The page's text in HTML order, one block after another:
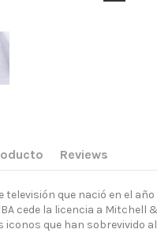
Reviews
televisión que nació en el
cede la licencia a Mitchell
que han sobrevivido